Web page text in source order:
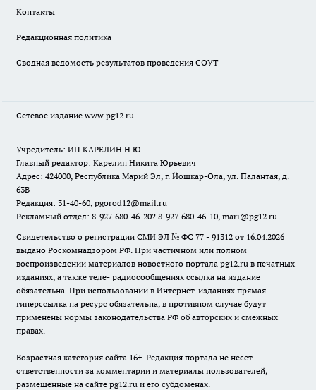
Контакты
Редакционная политика
Сводная ведомость результатов проведения СОУТ
Сетевое издание www.pg12.ru
Учредитель: ИП КАРЕЛИН Н.Ю.
Главный редактор: Карелин Никита Юрьевич
Адрес: 424000, Республика Марий Эл, г. Йошкар-Ола, ул. Палантая, д.
63В
Редакция: 31-40-60, pgorod12@mail.ru
Рекламный отдел: 8-927-680-46-20? 8-927-680-46-10, mari@pg12.ru
Свидетельство о регистрации СМИ ЭЛ № ФС 77 - 91312 от 16.04.2026
выдано Роскомнадзором РФ. При частичном или полном
воспроизведении материалов новостного портала pg12.ru в печатных
изданиях, а также теле- радиосообщениях ссылка на издание
обязательна. При использовании в Интернет-изданиях прямая
гиперссылка на ресурс обязательна, в противном случае будут
применены нормы законодательства РФ об авторских и смежных
правах.
Возрастная категория сайта 16+. Редакция портала не несет
ответственности за комментарии и материалы пользователей,
размещенные на сайте pg12.ru и его субдоменах.